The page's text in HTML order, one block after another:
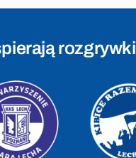
rozgrywki